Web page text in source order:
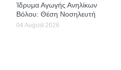
Ίδρυμα Αγωγής Ανηλίκων
Βόλου: Θέση Νοσηλευτή
04 August 2026